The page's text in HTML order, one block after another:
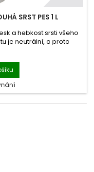
SRST PES 1 L
a hebkost srsti všeho
je neutrální, a proto
její přirozenou hladinu